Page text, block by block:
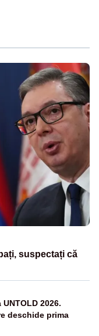
suspectați că
2026.
deschide prima